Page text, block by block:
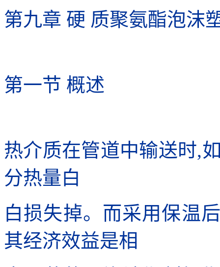
第九章 硬 质聚氨酯泡沫
第一节 概述
热介质在管道中输送时,
分热量白
白损失掉。而采用保温
其经济效益是相